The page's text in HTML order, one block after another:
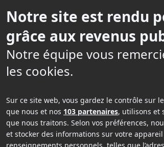
est un cirque